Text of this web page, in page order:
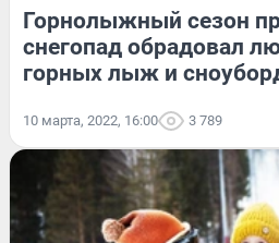
Горнолыжный сезон
снегопад обрадовал
горных лыж и
10 марта, 2022, 16:00 3 789